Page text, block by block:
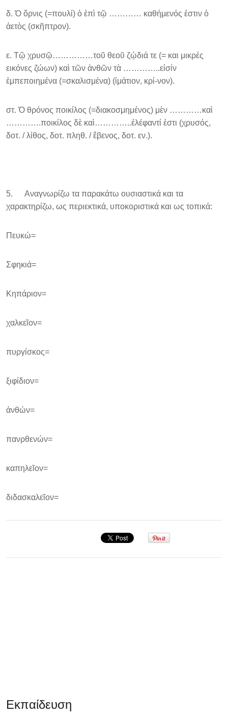
δ. Ὁ ὄρνις (=πουλί) ὁ ἐπὶ τῷ ………… καθήμενός ἐστιν ὁ
ἀετὸς (σκῆπτρον).
ε. Τῷ χρυσῷ……………τοῦ θεοῦ ζῴδιά τε (= και μικρές
εικόνες ζώων) καὶ τῶν ἀνθῶν τὰ …………..εἰσίν
ἐμπεποιημένα (=σκαλισμένα) (ἱμάτιον, κρί-νον).
στ. Ὁ θρόνος ποικίλος (=διακοσμημένος) μὲν …………καὶ
………….ποικίλος δὲ καὶ…………..ἐλέφαντί ἐστι (χρυσός,
δοτ. / λίθος, δοτ. πληθ. / ἔβενος, δοτ. εν.).
5. Αναγνωρίζω τα παρακάτω ουσιαστικά και τα
χαρακτηρίζω, ως περιεκτικά, υποκοριστικά και ως τοπικά:
Πευκώ=
Σφηκιά=
Κηπάριον=
χαλκεῖον=
πυργίσκος=
ξιφίδιον=
ἀνθών=
πανρθενών=
καπηλεῖον=
διδασκαλεῖον=
Εκπαίδευση